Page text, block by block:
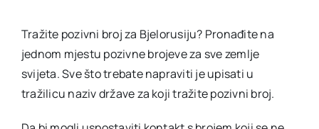
Tražite pozivni broj za Bjelorusiju? Pronađite na
jednom mjestu pozivne brojeve za sve zemlje
svijeta. Sve što trebate napraviti je upisati u
tražilicu naziv države za koji tražite pozivni broj.